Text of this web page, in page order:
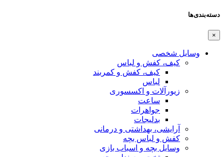
دسته‌بندی‌ها
×
وسایل شخصی
کیف، کفش و لباس
کیف، کفش و کمربند
لباس
زیورآلات و اکسسوری
ساعت
جواهرات
بدلیجات
آرایشی، بهداشتی و درمانی
کفش و لباس بچه
وسایل بچه و اسباب بازی